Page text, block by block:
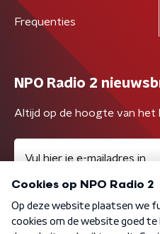
Frequenties
NPO Radio 2
Altijd op de hoogte van het